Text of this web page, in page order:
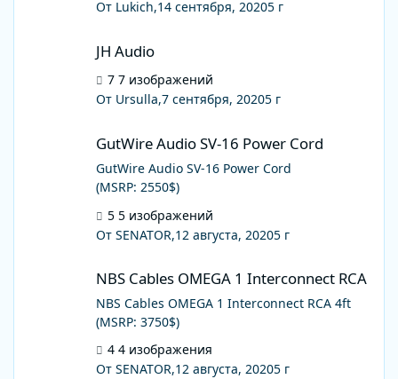
Конденсаторы Jensen, резисторы Mills,
От Lukich,14 сентября, 20205 г
JH Audio
7 изображений
От Ursulla,7 сентября, 20205 г
GutWire Audio SV-16 Power Cord
GutWire Audio SV-16 Power Cord
(MSRP: 2550$)
5 изображений
От SENATOR,12 августа, 20205 г
NBS Cables OMEGA 1 Interconnect RCA
NBS Cables OMEGA 1 Interconnect RCA 4ft
(MSRP: 3750$)
4 изображения
От SENATOR,12 августа, 20205 г